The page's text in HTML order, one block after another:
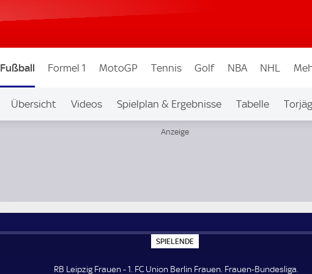
Fußball Formel 1 MotoGP Tennis Golf NBA NHL
Übersicht Videos Spielplan & Ergebnisse Tabelle
SPIELENDE
P
E
RB Leipzig Frauen - 1. FC Union Berlin Frauen. Frauen-Bundesliga.